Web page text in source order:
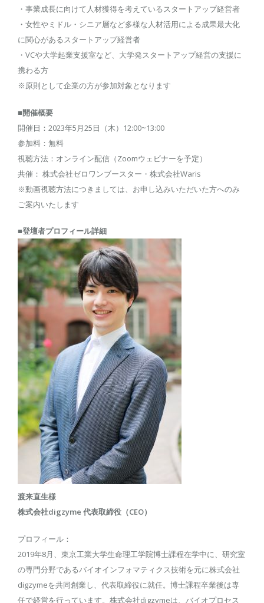
・事業成長に向けて人材獲得を考えているスタートアップ経営者
・女性やミドル・シニア層など多様な人材活用による成果最大化
に関心があるスタートアップ経営者
・VCや大学起業支援室など、大学発スタートアップ経営の支援に
携わる方
※原則として企業の方が参加対象となります
■開催概要
開催日：2023年5月25日（木）12:00~13:00
参加料：無料
視聴方法：オンライン配信（Zoomウェビナーを予定）
共催： 株式会社ゼロワンブースター・株式会社Waris
※動画視聴方法につきましては、お申し込みいただいた方へのみ
ご案内いたします
■登壇者プロフィール詳細
渡来直生様
株式会社digzyme 代表取締役（CEO）
プロフィール：
2019年8月、東京工業大学生命理工学院博士課程在学中に、研究室
の専門分野であるバイオインフォマティクス技術を元に株式会社
digzymeを共同創業し、代表取締役に就任。博士課程卒業後は専
任で経営を行っています。株式会社digzymeは、バイオプロセス